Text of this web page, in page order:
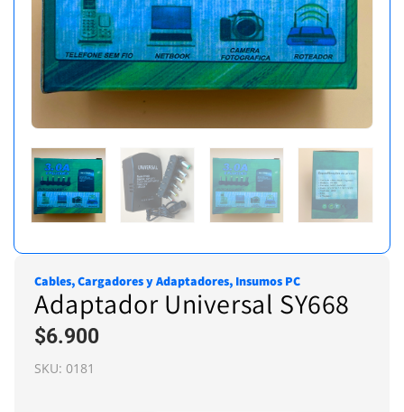
Cables, Cargadores y Adaptadores, Insumos PC
Adaptador Universal SY668
$6.900
SKU: 0181